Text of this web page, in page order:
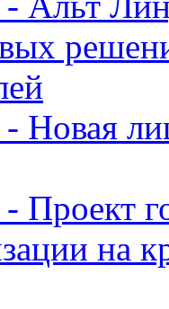
Новая
Проект
на